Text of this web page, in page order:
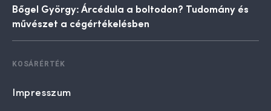
Bőgel György: Árcédula a boltodon? Tudomány és
művészet a cégértékelésben
KOSÁRÉRTÉK
Impresszum